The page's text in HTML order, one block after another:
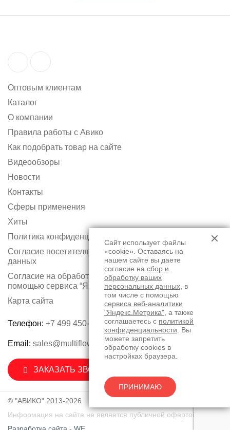
Оптовым клиентам
Каталог
О компании
Правила работы с Авико
Как подобрать товар на сайте
Видеообзоры
Новости
Контакты
Сферы применения
Хиты
Политика конфиденциальности
Согласие посетителя сайта на обработку персональных
данных
Согласие на обработку персональных данных с
помощью сервиса “Яндекс.Метрика”
Карта сайта
Телефон: +7 499 450-75-50
Email: sales@multiflow.ru
ЗАКАЗАТЬ ЗВОНОК
© "АВИКО" 2013-2026
Информация на сайте не является публичной офертой.
Сайт использует файлы
«cookie». Оставаясь на
нашем сайте вы даете
согласие на сбор и
обработку ваших
персональных данных , в
том числе с помощью
сервиса веб-аналитики
"Яндекс.Метрика" , а также
соглашаетесь с политикой
конфиденциальности . Вы
можете запретить
обработку cookies в
настройках браузера.
ПРИНИМАЮ